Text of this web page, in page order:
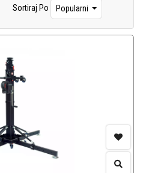
Sortiraj Po Popularni